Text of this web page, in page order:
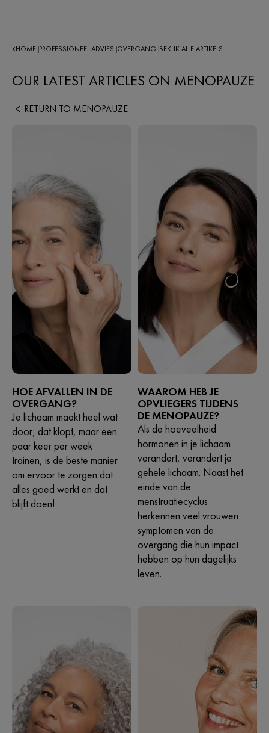
HOME PROFESSIONEEL ADVIES OVERGANG BEKIJK ALLE ARTIKELS
OUR LATEST ARTICLES ON MENOPAUZE
RETURN TO MENOPAUZE
HOE AFVALLEN IN DE
OVERGANG?
Je lichaam maakt heel wat
door; dat klopt, maar een
paar keer per week
trainen, is de beste manier
om ervoor te zorgen dat
alles goed werkt en dat
blijft doen!
WAAROM HEB JE
OPVLIEGERS TIJDENS
DE MENOPAUZE?
Als de hoeveelheid
hormonen in je lichaam
verandert, verandert je
gehele lichaam. Naast het
einde van de
menstruatiecyclus
herkennen veel vrouwen
symptomen van de
overgang die hun impact
hebben op hun dagelijks
leven.